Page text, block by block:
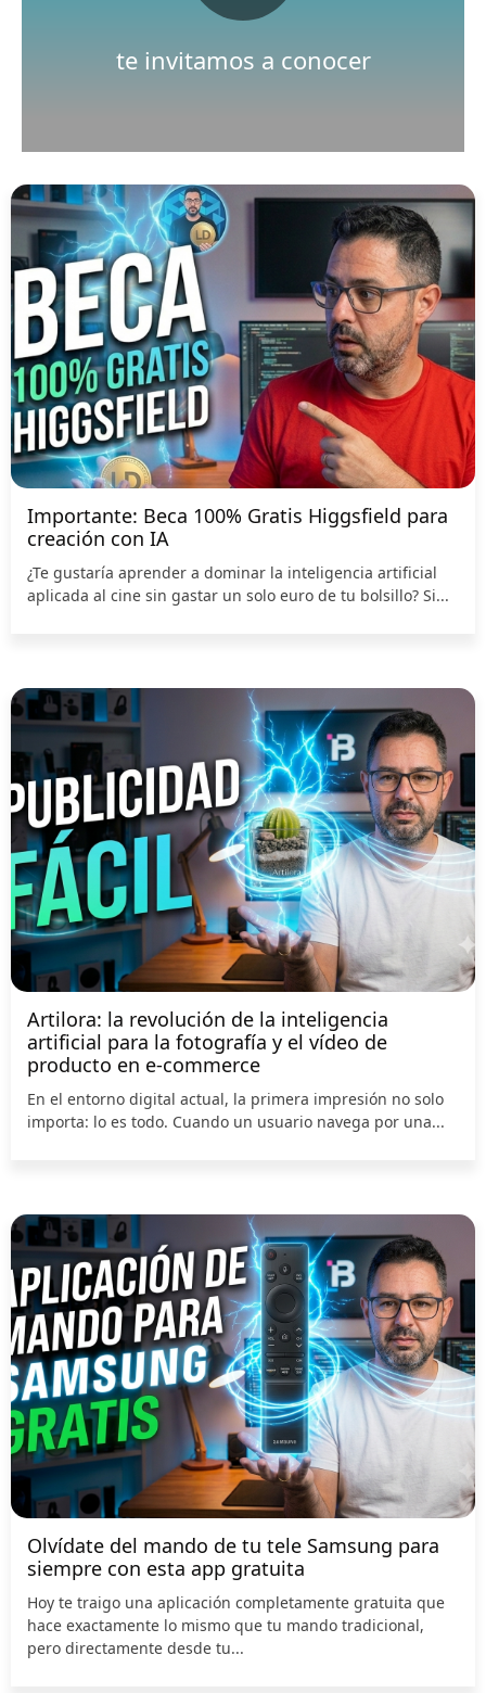
te invitamos a conocer
Nuestro canal de Youtube
Importante: Beca 100% Gratis Higgsfield para
creación con IA
¿Te gustaría aprender a dominar la inteligencia artificial
aplicada al cine sin gastar un solo euro de tu bolsillo? Si...
Artilora: la revolución de la inteligencia
artificial para la fotografía y el vídeo de
producto en e-commerce
En el entorno digital actual, la primera impresión no solo
importa: lo es todo. Cuando un usuario navega por una...
Olvídate del mando de tu tele Samsung para
siempre con esta app gratuita
Hoy te traigo una aplicación completamente gratuita que
hace exactamente lo mismo que tu mando tradicional,
pero directamente desde tu...